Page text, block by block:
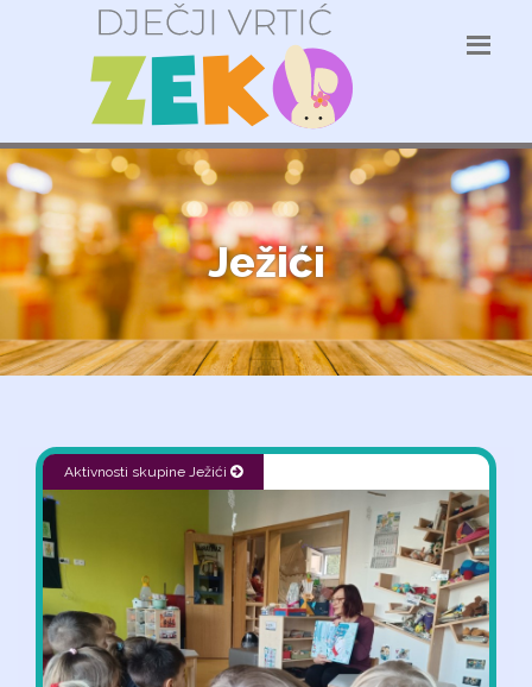
Ježići
Aktivnosti skupine Ježići